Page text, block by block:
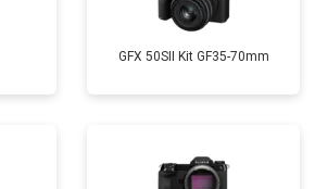
GFX 50SII Kit GF35-70mm